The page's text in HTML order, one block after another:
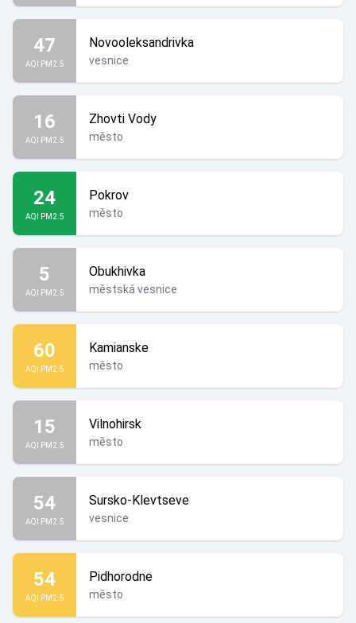
47
AQI PM2.5
Novooleksandrivka
vesnice
16
AQI PM2.5
Zhovti Vody
město
24
AQI PM2.5
Pokrov
město
5
AQI PM2.5
Obukhivka
městská vesnice
60
AQI PM2.5
Kamianske
město
15
AQI PM2.5
Vilnohirsk
město
54
AQI PM2.5
Sursko-Klevtseve
vesnice
54
AQI PM2.5
Pidhorodne
město